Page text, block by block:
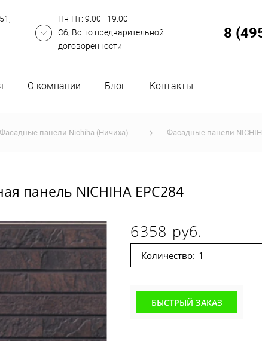
Пн-Пт: 9.00 - 19.00
Сб, Вс по предварительной
договоренности
8
О компании Блог Контакты
Фасадные панели Nichiha (Ничиха) Фасадные панели
панель NICHIHA EPC284
6358 руб.
Количество:
БЫСТРЫЙ ЗАКАЗ